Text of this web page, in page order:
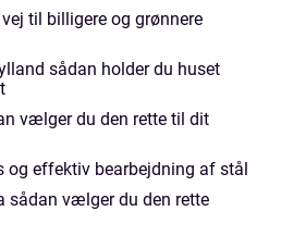
til billigere og grønnere
sådan holder du huset
vælger du den rette til dit
effektiv bearbejdning af stål
sådan vælger du den rette